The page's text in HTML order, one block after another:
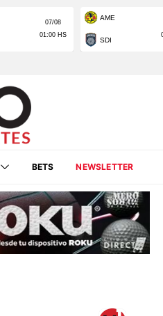
BETS NEWSLETTER